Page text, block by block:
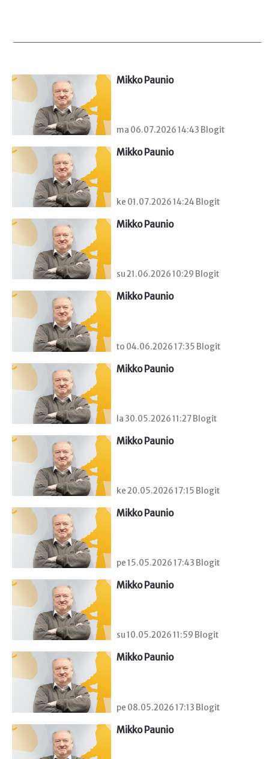
Mikko Paunio
ma 06.07.2026 14:43 Blogit
Mikko Paunio
ke 01.07.2026 14:24 Blogit
Mikko Paunio
su 21.06.2026 10:29 Blogit
Mikko Paunio
to 04.06.2026 17:35 Blogit
Mikko Paunio
la 30.05.2026 11:27 Blogit
Mikko Paunio
ke 20.05.2026 17:15 Blogit
Mikko Paunio
pe 15.05.2026 17:43 Blogit
Mikko Paunio
su 10.05.2026 11:59 Blogit
Mikko Paunio
pe 08.05.2026 17:13 Blogit
Mikko Paunio